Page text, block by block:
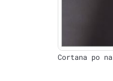
Cortana po